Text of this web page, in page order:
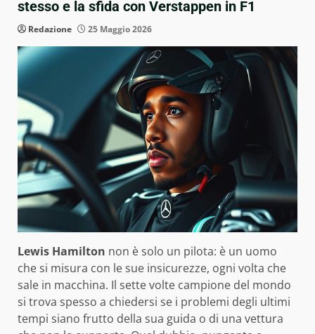
stesso e la sfida con Verstappen in F1
Redazione 25 Maggio 2026
Lewis Hamilton non è solo un pilota: è un uomo
che si misura con le sue insicurezze, ogni volta che
sale in macchina. Il sette volte campione del mondo
si trova spesso a chiedersi se i problemi degli ultimi
tempi siano frutto della sua guida o di una vettura